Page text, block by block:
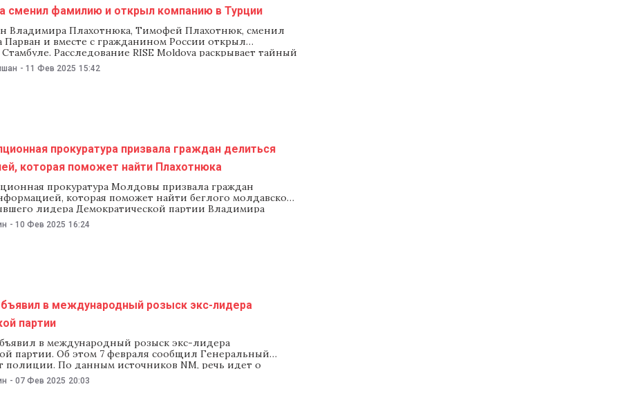
сменил фамилию и открыл компанию в Турции
Владимира Плахотнюка, Тимофей Плахотнюк, сменил
и вместе с гражданином России открыл
Расследование RISE Moldova раскрывает тайный
семьи сбежавшего олигарха Владимира Плахотнюка.
недавно Интерпол объявил бывшего лидера
- 11 Фев 2025 15:42
прокуратура призвала граждан делиться
которая поможет найти Плахотнюка
прокуратура Молдовы призвала граждан
которая поможет найти беглого молдавского
лидера Демократической партии Владимира
Ведомство опубликовало призыв спустя несколько дней
как Интерпол выдал международный ордер на его арест.
- 10 Фев 2025 16:24
в международный розыск экс-лидера
партии
в международный розыск экс-лидера
партии. Об этом 7 февраля сообщил Генеральный
полиции. По данным источников NM, речь идет о
олигархе, бывшем лидере Демократической
Плахотнюке. «Комиссия Интерпола 6 февраля
- 07 Фев 2025 20:03